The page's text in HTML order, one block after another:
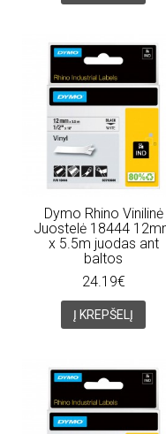
Dymo Rhino Vinilinė
Juostelė 18444
x 5.5m juodas ant
baltos
24.19€
Į KREPŠELĮ